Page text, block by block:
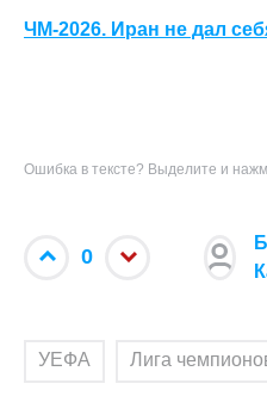
ЧМ-2026. Иран не дал
Ошибка в тексте? Выделите и
0
УЕФА Лига